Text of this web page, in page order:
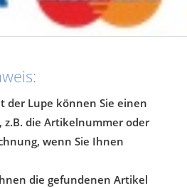
der Lupe können Sie einen
z.B. die Artikelnummer oder
wenn Sie Ihnen
die gefundenen Artikel